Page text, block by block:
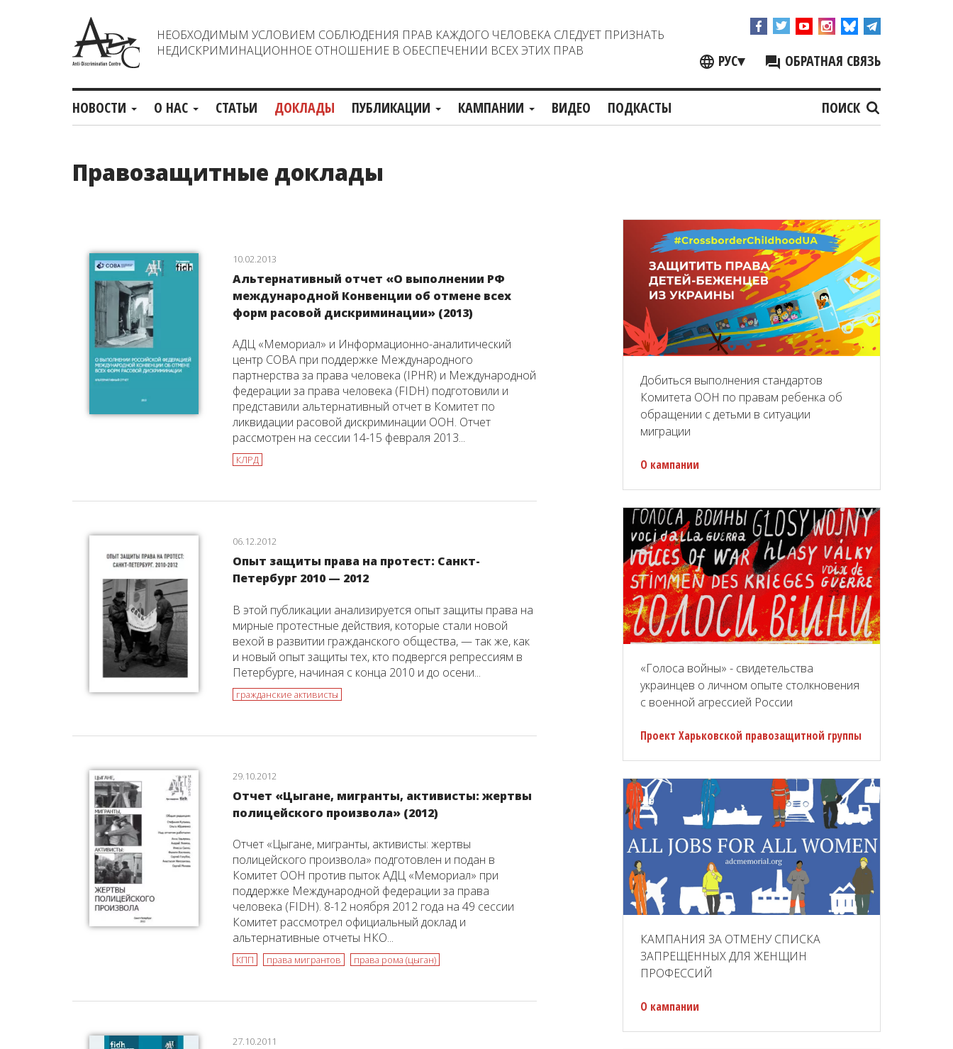
НЕОБХОДИМЫМ УСЛОВИЕМ СОБЛЮДЕНИЯ ПРАВ КАЖДОГО ЧЕЛОВЕКА СЛЕДУЕТ ПРИЗНАТЬ
НЕДИСКРИМИНАЦИОННОЕ ОТНОШЕНИЕ В ОБЕСПЕЧЕНИИ ВСЕХ ЭТИХ ПРАВ
РУС▾ ОБРАТНАЯ СВЯЗЬ
НОВОСТИ О НАС СТАТЬИ ДОКЛАДЫ ПУБЛИКАЦИИ КАМПАНИИ ВИДЕО ПОДКАСТЫ ПОИСК
Правозащитные доклады
10.02.2013
Альтернативный отчет «О выполнении РФ
международной Конвенции об отмене всех
форм расовой дискриминации» (2013)
АДЦ «Мемориал» и Информационно-аналитический
центр СОВА при поддержке Международного
партнерства за права человека (IPHR) и Международной
федерации за права человека (FIDH) подготовили и
представили альтернативный отчет в Комитет по
ликвидации расовой дискриминации ООН. Отчет
рассмотрен на сессии 14-15 февраля 2013...
КЛРД
06.12.2012
Опыт защиты права на протест: Санкт-
Петербург 2010 — 2012
В этой публикации анализируется опыт защиты права на
мирные протестные действия, которые стали новой
вехой в развитии гражданского общества, — так же, как
и новый опыт защиты тех, кто подвергся репрессиям в
Петербурге, начиная с конца 2010 и до осени...
гражданские активисты
29.10.2012
Отчет «Цыгане, мигранты, активисты: жертвы
полицейского произвола» (2012)
Отчет «Цыгане, мигранты, активисты: жертвы
полицейского произвола» подготовлен и подан в
Комитет ООН против пыток АДЦ «Мемориал» при
поддержке Международной федерации за права
человека (FIDH). 8-12 ноября 2012 года на 49 сессии
Комитет рассмотрел официальный доклад и
альтернативные отчеты НКО...
КПП права мигрантов права рома (цыган)
27.10.2011
Добиться выполнения стандартов
Комитета ООН по правам ребенка об
обращении с детьми в ситуации
миграции
О кампании
«Голоса войны» - свидетельства
украинцев о личном опыте столкновения
с военной агрессией России
Проект Харьковской правозащитной группы
КАМПАНИЯ ЗА ОТМЕНУ СПИСКА
ЗАПРЕЩЕННЫХ ДЛЯ ЖЕНЩИН
ПРОФЕССИЙ
О кампании